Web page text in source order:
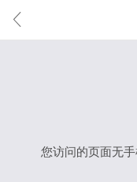
您访问的页面无